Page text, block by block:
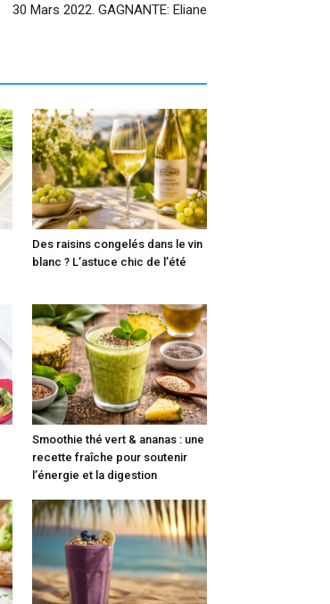
30 Mars 2022. GAGNANTE: Eliane
Des raisins congelés dans le vin
blanc ? L’astuce chic de l’été
Smoothie thé vert & ananas : une
recette fraîche pour soutenir
l’énergie et la digestion